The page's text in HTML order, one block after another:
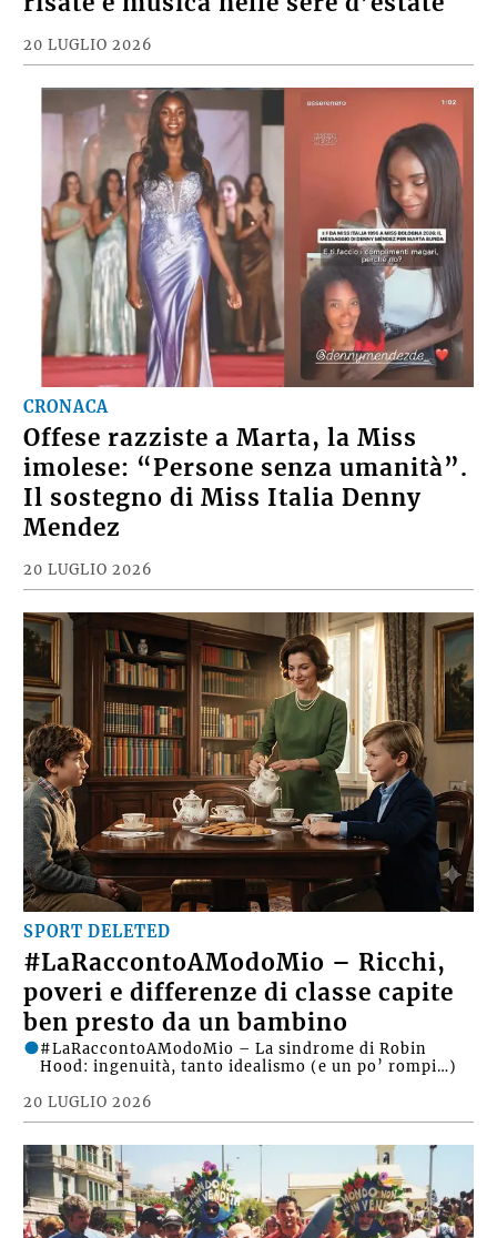
20 LUGLIO 2026
CRONACA
Offese razziste a Marta, la Miss
imolese: “Persone senza umanità”.
Il sostegno di Miss Italia Denny
Mendez
20 LUGLIO 2026
SPORT DELETED
#LaRaccontoAModoMio – Ricchi,
poveri e differenze di classe capite
ben presto da un bambino
20 LUGLIO 2026
#LaRaccontoAModoMio – La sindrome di Robin
Hood: ingenuità, tanto idealismo (e un po’ rompi…)